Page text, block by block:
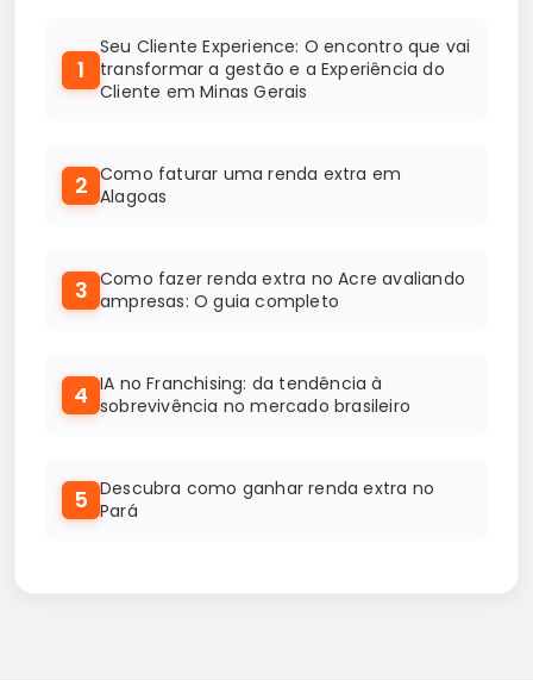
1
Seu Cliente Experience: O encontro que vai
transformar a gestão e a Experiência do
Cliente em Minas Gerais
2 Como faturar uma renda extra em
Alagoas
3 Como fazer renda extra no Acre avaliando
ampresas: O guia completo
4 IA no Franchising: da tendência à
sobrevivência no mercado brasileiro
5 Descubra como ganhar renda extra no
Pará